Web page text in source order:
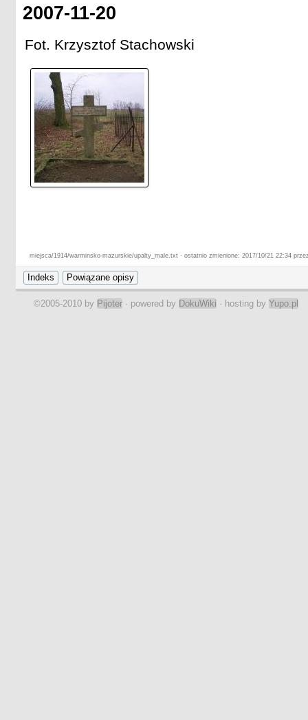
2007-11-20
Fot. Krzysztof Stachowski
miejsca/1914/warminsko-mazurskie/upalty_male.txt · ostatnio zmienione: 2017/10/21 22:34
©2005-2010 by Pijoter · powered by DokuWiki · hosting by Yupo.pl